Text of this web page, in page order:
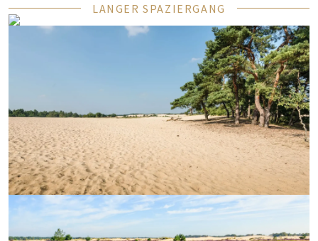
LANGER SPAZIERGANG